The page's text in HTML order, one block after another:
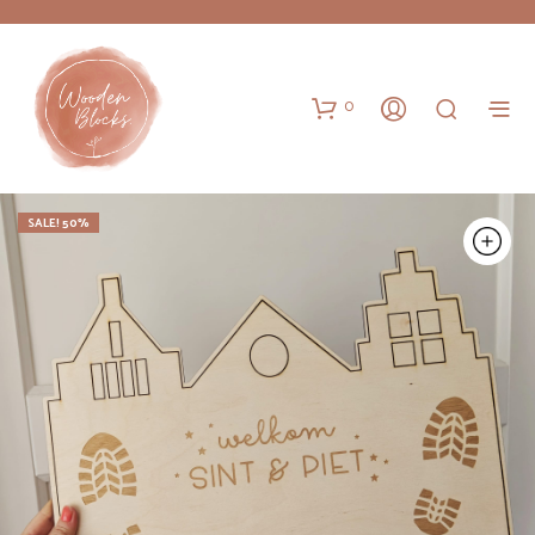
0
SALE! 50%